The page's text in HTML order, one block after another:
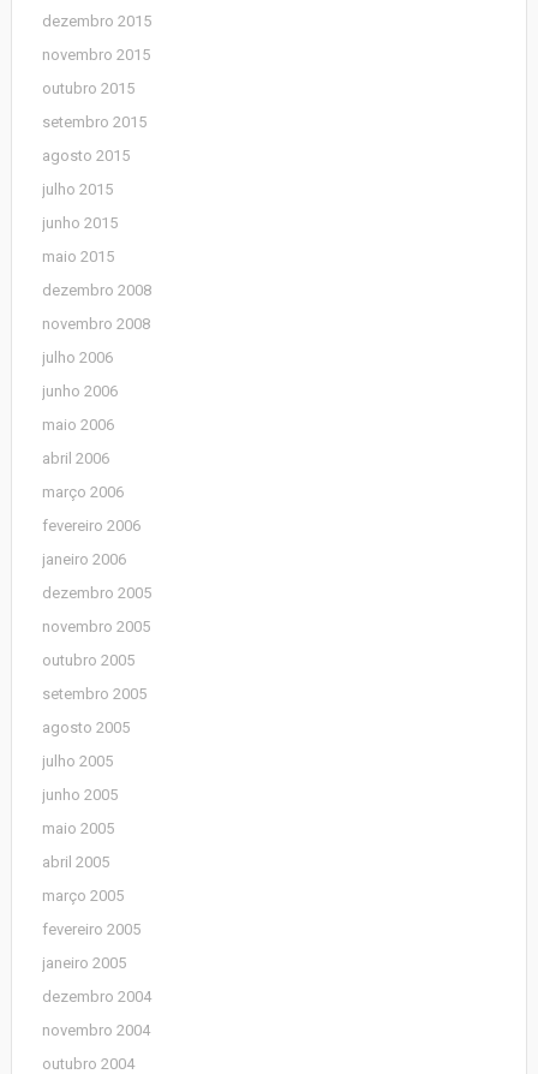
dezembro 2015
novembro 2015
outubro 2015
setembro 2015
agosto 2015
julho 2015
junho 2015
maio 2015
dezembro 2008
novembro 2008
julho 2006
junho 2006
maio 2006
abril 2006
março 2006
fevereiro 2006
janeiro 2006
dezembro 2005
novembro 2005
outubro 2005
setembro 2005
agosto 2005
julho 2005
junho 2005
maio 2005
abril 2005
março 2005
fevereiro 2005
janeiro 2005
dezembro 2004
novembro 2004
outubro 2004